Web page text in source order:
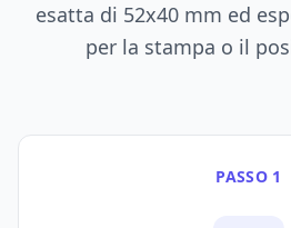
esatta di 52x40 mm ed
per la stampa o il
PASSO 1